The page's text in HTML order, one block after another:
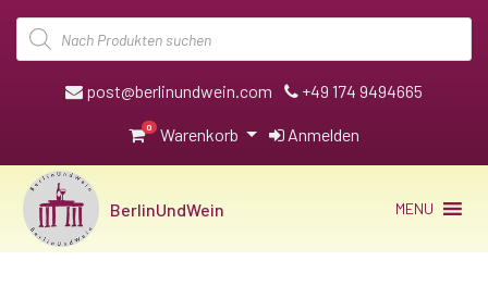
Products
search
post@berlinundwein.com +49 174 9494665
0 Warenkorb Anmelden
BerlinUndWein MENU